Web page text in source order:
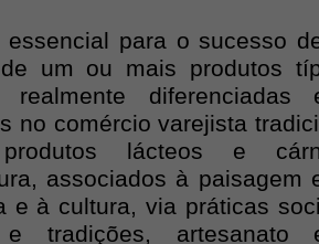
essencial para o sucesso
um ou mais produtos
realmente
no comércio varejista
lácteos e
associados à paisagem
e à cultura, via práticas
e tradições, artesanato